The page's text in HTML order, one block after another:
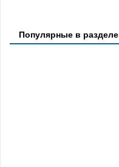
Популярные в разделе